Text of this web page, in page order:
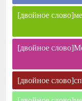
[двойное
[двойное
[двойное